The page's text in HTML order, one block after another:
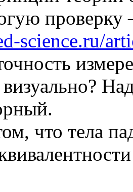
science.ru/
что тела